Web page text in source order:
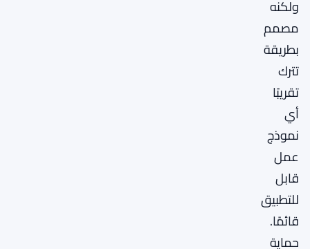
ولكنه
مصمم
بطريقة
تترك
تقريبًا
أي
نموذج
عمل
قابل
للتطبيق
قائمًا.
حماية